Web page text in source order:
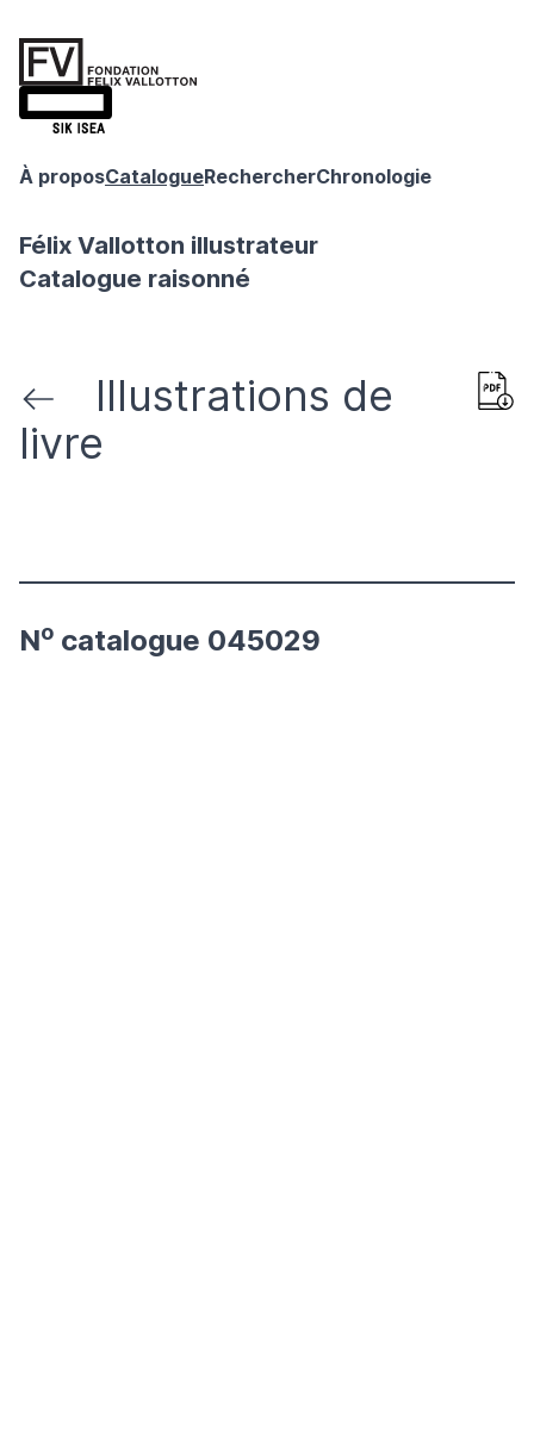
À proposCatalogueRechercherChronologie
Félix Vallotton illustrateur
Catalogue raisonné
Illustrations de
livre
No catalogue 045029